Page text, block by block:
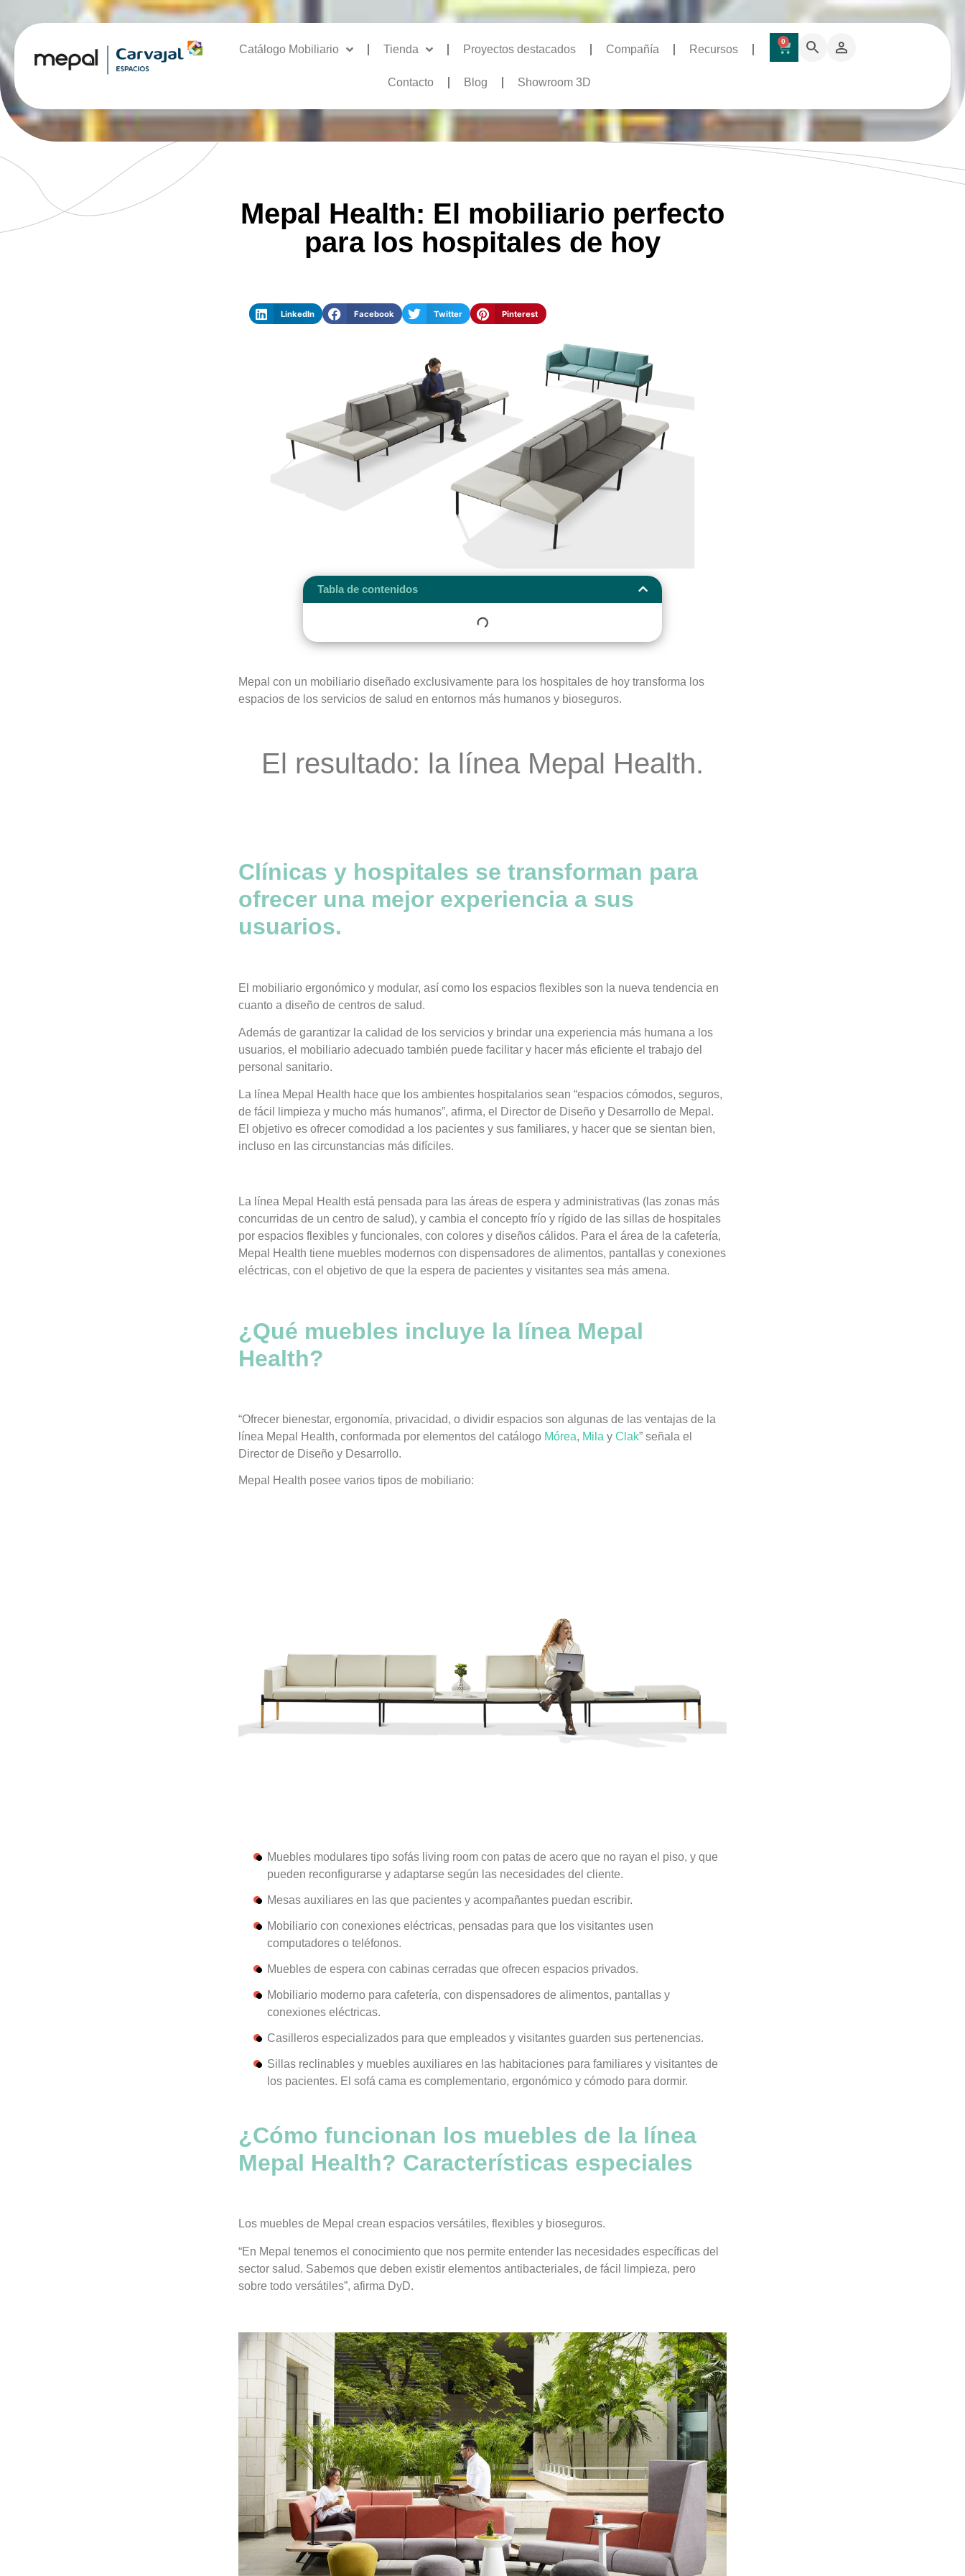
Catálogo Mobiliario Tienda Proyectos destacados Compañía Recursos
Contacto Blog Showroom 3D
0
Mepal Health: El mobiliario perfecto
para los hospitales de hoy
LinkedIn Facebook Twitter Pinterest
Tabla de contenidos
Mepal con un mobiliario diseñado exclusivamente para los hospitales de hoy transforma los
espacios de los servicios de salud en entornos más humanos y bioseguros.
El resultado: la línea Mepal Health.
Clínicas y hospitales se transforman para
ofrecer una mejor experiencia a sus
usuarios.
El mobiliario ergonómico y modular, así como los espacios flexibles son la nueva tendencia en
cuanto a diseño de centros de salud.
Además de garantizar la calidad de los servicios y brindar una experiencia más humana a los
usuarios, el mobiliario adecuado también puede facilitar y hacer más eficiente el trabajo del
personal sanitario.
La línea Mepal Health hace que los ambientes hospitalarios sean “espacios cómodos, seguros,
de fácil limpieza y mucho más humanos”, afirma, el Director de Diseño y Desarrollo de Mepal.
El objetivo es ofrecer comodidad a los pacientes y sus familiares, y hacer que se sientan bien,
incluso en las circunstancias más difíciles.
La línea Mepal Health está pensada para las áreas de espera y administrativas (las zonas más
concurridas de un centro de salud), y cambia el concepto frío y rígido de las sillas de hospitales
por espacios flexibles y funcionales, con colores y diseños cálidos. Para el área de la cafetería,
Mepal Health tiene muebles modernos con dispensadores de alimentos, pantallas y conexiones
eléctricas, con el objetivo de que la espera de pacientes y visitantes sea más amena.
¿Qué muebles incluye la línea Mepal
Health?
“Ofrecer bienestar, ergonomía, privacidad, o dividir espacios son algunas de las ventajas de la
línea Mepal Health, conformada por elementos del catálogo Mórea, Mila y Clak” señala el
Director de Diseño y Desarrollo.
Mepal Health posee varios tipos de mobiliario:
Muebles modulares tipo sofás living room con patas de acero que no rayan el piso, y que
pueden reconfigurarse y adaptarse según las necesidades del cliente.
Mesas auxiliares en las que pacientes y acompañantes puedan escribir.
Mobiliario con conexiones eléctricas, pensadas para que los visitantes usen
computadores o teléfonos.
Muebles de espera con cabinas cerradas que ofrecen espacios privados.
Mobiliario moderno para cafetería, con dispensadores de alimentos, pantallas y
conexiones eléctricas.
Casilleros especializados para que empleados y visitantes guarden sus pertenencias.
Sillas reclinables y muebles auxiliares en las habitaciones para familiares y visitantes de
los pacientes. El sofá cama es complementario, ergonómico y cómodo para dormir.
¿Cómo funcionan los muebles de la línea
Mepal Health? Características especiales
Los muebles de Mepal crean espacios versátiles, flexibles y bioseguros.
“En Mepal tenemos el conocimiento que nos permite entender las necesidades específicas del
sector salud. Sabemos que deben existir elementos antibacteriales, de fácil limpieza, pero
sobre todo versátiles”, afirma DyD.